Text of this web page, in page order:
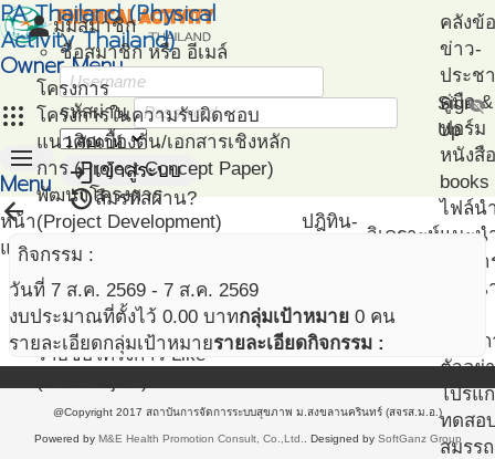
PA Thailand (Physical
Activity Thailand)
Owner Menu
apps
personมุมสมาชิก
ชื่อสมาชิก หรือ อีเมล์
รหัสผ่าน visibility_off
loginเข้าสู่ระบบ
restoreลืมรหัสผ่าน?
Sign
Up
menu
Menu
หน้า
แรก
โครงการ
โครงการในความรับผิดชอบ
แนวคิดเบื้องต้น/เอกสารเชิงหลัก
การ (Project Concept Paper)
พัฒนาโครงการ
(Project Development)
ติดตามโครงการ
(Project Management)
แผนที่โครงการ
(Project Mapping)
รายชื่อโครงการ Like
ปฎิทิน-
วิเคราะห์
คลังข้
ข่าว-
ประช
คู่มือ
ฟอร์ม
หนังสื
books
ไฟล์น
แนะน
เอกส
แนะ
โครง
ตัวอย่
โปรแ
ทดสอ
สมรร
arrow_back
กิจกรรม :
วันที่ 7 ส.ค. 2569 - 7 ส.ค. 2569
งบประมาณที่ตั้งไว้ 0.00 บาทกลุ่มเป้าหมาย 0 คน
รายละเอียดกลุ่มเป้าหมายรายละเอียดกิจกรรม :
@Copyright 2017 สถาบันการจัดการระบบสุขภาพ ม.สงขลานครินทร์ (สจรส.ม.อ.)
Powered by M&E Health Promotion Consult, Co.,Ltd. . Designed by SoftGanz Group